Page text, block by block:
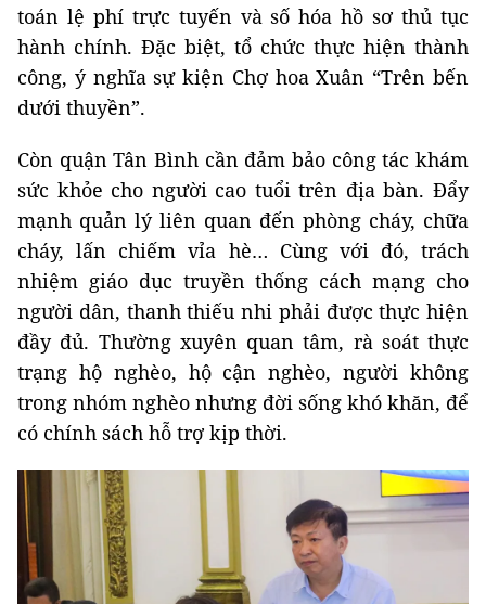
toán lệ phí trực tuyến và số hóa hồ sơ thủ tục
hành chính. Đặc biệt, tổ chức thực hiện thành
công, ý nghĩa sự kiện Chợ hoa Xuân “Trên bến
dưới thuyền”.
Còn quận Tân Bình cần đảm bảo công tác khám
sức khỏe cho người cao tuổi trên địa bàn. Đẩy
mạnh quản lý liên quan đến phòng cháy, chữa
cháy, lấn chiếm vỉa hè… Cùng với đó, trách
nhiệm giáo dục truyền thống cách mạng cho
người dân, thanh thiếu nhi phải được thực hiện
đầy đủ. Thường xuyên quan tâm, rà soát thực
trạng hộ nghèo, hộ cận nghèo, người không
trong nhóm nghèo nhưng đời sống khó khăn, để
có chính sách hỗ trợ kịp thời.